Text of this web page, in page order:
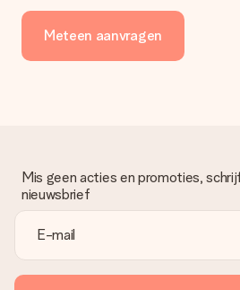
Meteen aanvragen
Mis geen acties en promoties,
nieuwsbrief